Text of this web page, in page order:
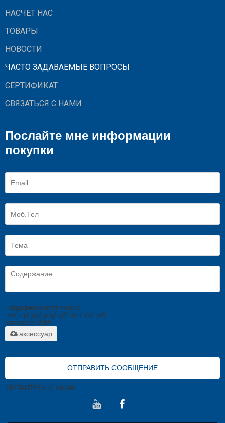
НАСЧЕТ НАС
ТОВАРЫ
НОВОСТИ
ЧАСТО ЗАДАВАЕМЫЕ ВОПРОСЫ
СЕРТИФИКАТ
СВЯЗАТЬСЯ С НАМИ
Послайте мне информации
покупки
Поддерживаются только
.rar/.zip/.jpg/.png/.gif/.doc/.xls/.pdf,
максимум 20M
аксессуар
ОТПРАВИТЬ СООБЩЕНИЕ
СВЯЖИТЕСЬ С НАМИ